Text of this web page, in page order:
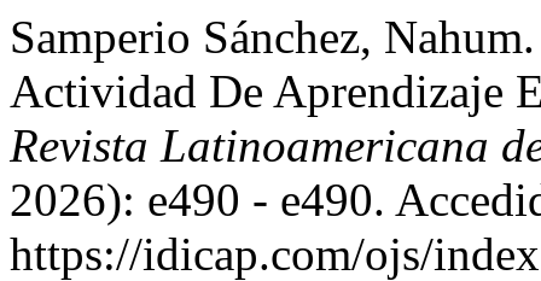
Samperio Sánchez,
Actividad De Aprendizaje
Revista Latinoamericana
2026): e490 - e490.
https://idicap.com/ojs/